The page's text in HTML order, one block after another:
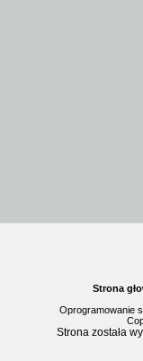
Strona
Oprogramowanie
Strona została